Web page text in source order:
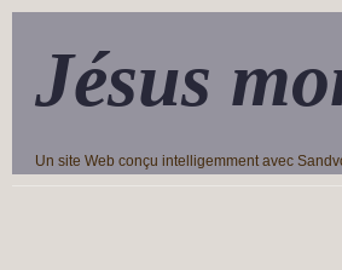
Jésus
Un site Web conçu intelligemment avec